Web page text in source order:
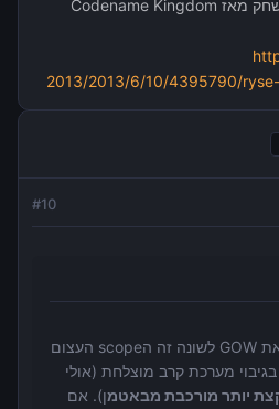
הפיתוח המתמשכות של המשחק מאז Codename Kingdom
2013/2013/6/10/4395790/
#10
הבעיה היא שמה שהופך את GOW לשונה זה הscope העצום
מערכת קרב מוצלחת (אולי
יותר מורכבת מבאטמן). אם